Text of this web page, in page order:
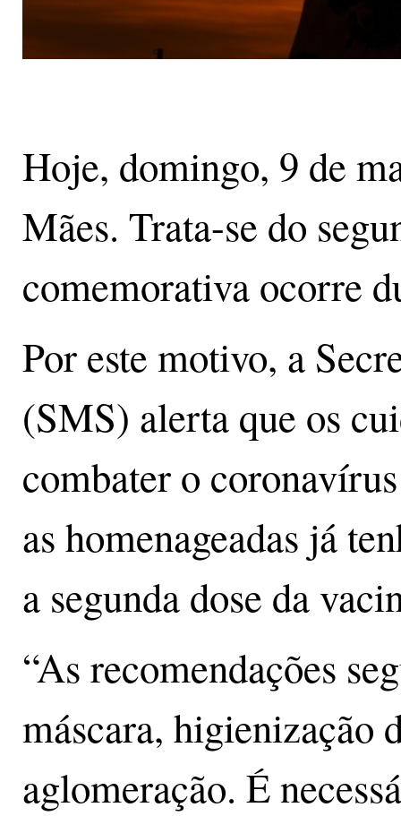
Hoje, domingo, 9 de
Mães. Trata-se do
comemorativa ocorre
Por este motivo, a
(SMS) alerta que os
combater o
as homenageadas já
a segunda dose da
“As recomendações
máscara, higienização
aglomeração. É